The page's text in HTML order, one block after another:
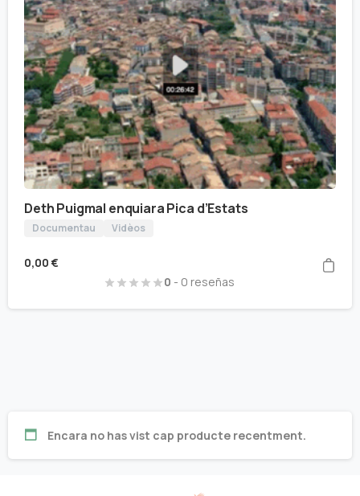
Deth Puigmal enquiara Pica d’Estats
Documentau Vidèos
0,00 €
0 - 0 reseñas
Encara no has vist cap producte recentment.